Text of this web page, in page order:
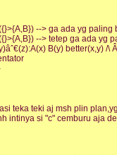
--> ga ada yg paling
--> tetep ga ada yg
B(y) better(x,y) /
teka teki aj msh plin
intinya si "c" cemburu aja